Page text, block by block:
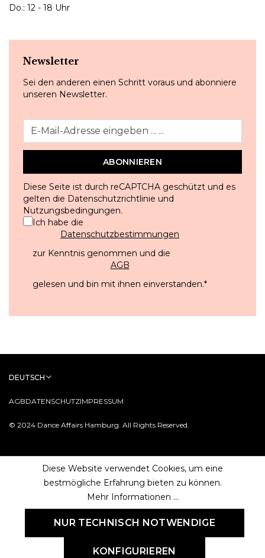
Do.: 12 - 18 Uhr
Newsletter
Sei den anderen einen Schritt voraus und abonniere
unseren Newsletter.
ABONNIEREN
Diese Seite ist durch reCAPTCHA geschützt und es
gelten die Datenschutzrichtlinie und
Nutzungsbedingungen.
Ich habe die
Datenschutzbestimmungen
zur Kenntnis genommen und die
AGB
gelesen und bin mit ihnen einverstanden.*
© 2024 Dance Affairs Hamburg. All Rights Reserved.
AGBDATENSCHUTZIMPRESSUM
DEUTSCH
Diese Website verwendet Cookies, um eine
bestmögliche Erfahrung bieten zu können.
Mehr Informationen ...
NUR TECHNISCH NOTWENDIGE
KONFIGURIEREN